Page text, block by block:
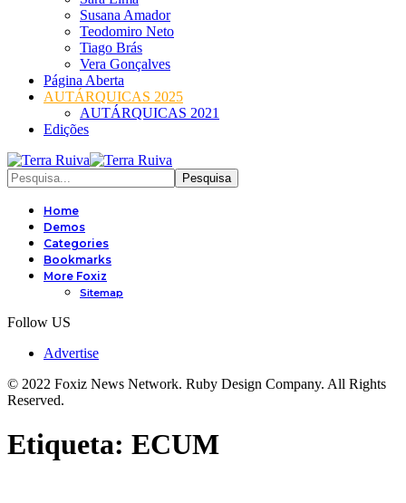
Susana Amador
Teodomiro Neto
Tiago Brás
Vera Gonçalves
Página Aberta
AUTÁRQUICAS 2025
AUTÁRQUICAS 2021
Edições
Home
Demos
Categories
Bookmarks
More Foxiz
Sitemap
Follow US
Advertise
© 2022 Foxiz News Network. Ruby Design Company. All Rights
Reserved.
Etiqueta: ECUM